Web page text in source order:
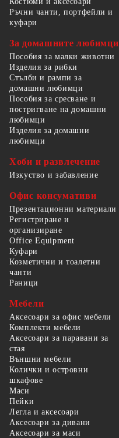
Ръчни чанти, портфейли и
куфари
За домашните любимци
Пособия за малки животни
Изделия за рибки
Стълби и рампи за
домашни любимци
Пособия за сресване и
постригване на домашни
любимци
Изделия за домашни
любимци
Хоби и развлечение
Изкуство и забавление
Офис консумативи
Презентационни материали
Регистриране и
организиране
Office Equipment
Куфари
Козметични и тоалетни
чанти
Раници
Мебели
Аксесоари за офис мебели
Комплекти мебели
Аксесоари за паравани за
стая
Външни мебели
Колички и островни
шкафове
Маси
Пейки
Легла и аксесоари
Аксесоари за дивани
Аксесоари за маси